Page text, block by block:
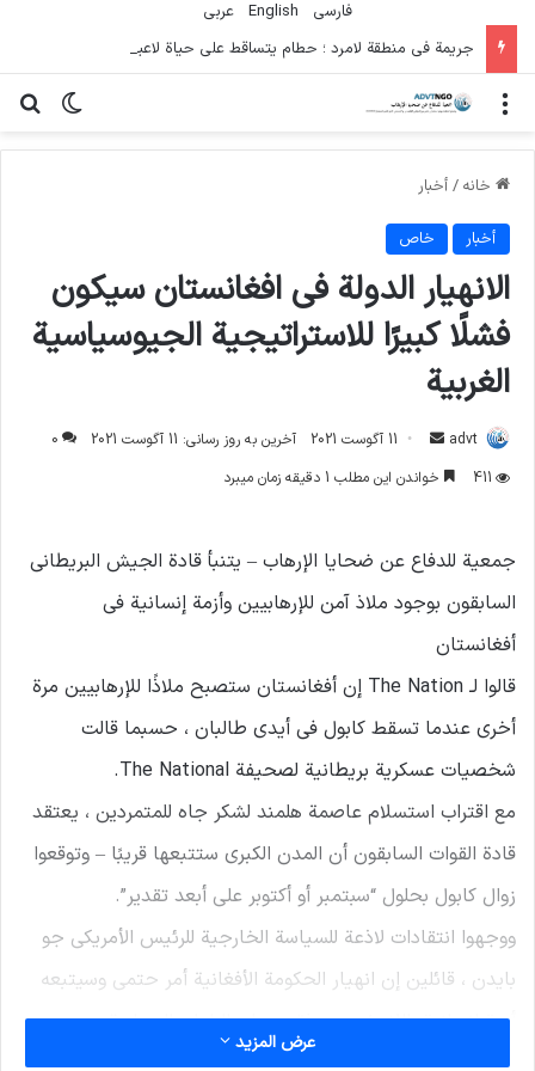
فارسی English
عربي
تغییر منو
خانه / أخبار
أخبار خاص
الانهيار الدولة في افغانستان سيكون
فشلًا كبيرًا للاستراتيجية الجيوسياسية
الغربية
advt
ارسال
ایمیل
11 آگوست 2021 آخرین به روز رسانی: 11 آگوست 2021
0
411
خواندن این مطلب 1 دقیقه زمان میبرد
جمعية للدفاع عن ضحايا الإرهاب – يتنبأ قادة الجيش البريطاني
السابقون بوجود ملاذ آمن للإرهابيين وأزمة إنسانية في
أفغانستان
قالوا لـ The Nation إن أفغانستان ستصبح ملاذًا للإرهابيين مرة
أخرى عندما تسقط كابول في أيدي طالبان ، حسبما قالت
شخصيات عسكرية بريطانية لصحيفة The National.
مع اقتراب استسلام عاصمة هلمند لشكر جاه للمتمردين ، يعتقد
قادة القوات السابقون أن المدن الكبرى ستتبعها قريبًا – وتوقعوا
زوال كابول بحلول “سبتمبر أو أكتوبر على أبعد تقدير”.
ووجهوا انتقادات لاذعة للسياسة الخارجية للرئيس الأمريكي جو
بايدن ، قائلين إن انهيار الحكومة الأفغانية أمر حتمي وسيتبعه
أزمة إنسانية. اللاجئون يتدفقون على البلدان المجاورة.
وقال الجنرال اللورد ديفيد ريتشاردز: “قرر الرئيس بايدن التخلي
عرض المزيد